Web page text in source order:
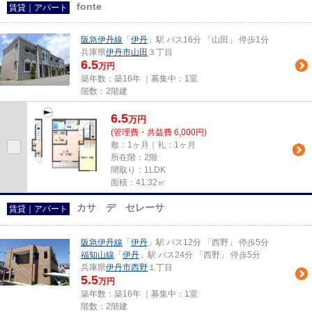
賃貸｜アパート fonte
阪急伊丹線 「 伊丹 」駅 バス16分 「山田」 停歩1分
兵庫県伊丹市山田 ３丁目
6.5万円
築年数：築16年 ｜募集中： 1室
階数：2階建
6.5万円
(管理費・共益費 6,000円)
敷：1ヶ月｜礼：1ヶ月
所在階：2階
間取り：1LDK
面積：41.32㎡
賃貸｜アパート カサ デ セレーサ
阪急伊丹線 「 伊丹 」駅 バス12分 「西野」 停歩5分
福知山線 「 伊丹 」駅 バス24分 「西野」 停歩5分
兵庫県伊丹市西野 １丁目
5.5万円
築年数：築16年 ｜募集中： 1室
階数：2階建